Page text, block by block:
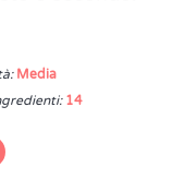
Media
14